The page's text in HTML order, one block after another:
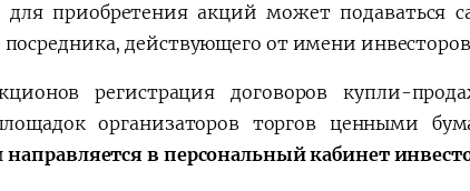
для приобретения акций может подаваться
действующего от имени
регистрация договоров купли-
организаторов торгов ценными
направляется в персональный кабинет